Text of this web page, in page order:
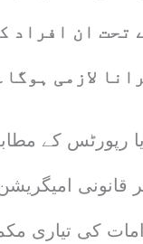
تحت ان افراد
لازمی
رپورٹس کے
قانونی
کی تیاری